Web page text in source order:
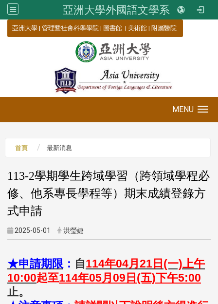
亞洲大學外國語文學系
亞洲大學 | 管理暨社會科學學院 | 圖書館 | 美術館 | 附屬醫院
MENU
首頁 最新消息
113-2學期學生跨域學習（跨領域學程必
修、他系專長學程等）期末成績登錄方
式申請
2025-05-01 洪瑩婕
★申請期限 ： 自114年04月21日(一)上午
10:00起至114年05月09日(五)下午5:00
止。